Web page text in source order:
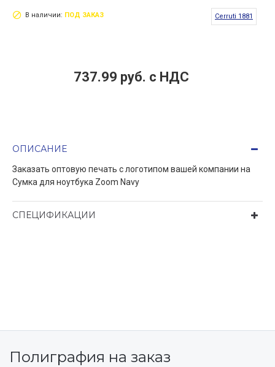
В наличии: ПОД ЗАКАЗ Cerruti 1881
737.99 руб. c НДС
ОПИСАНИЕ
Заказать оптовую печать с логотипом вашей компании на
Сумка для ноутбука Zoom Navy
СПЕЦИФИКАЦИИ
Полиграфия на заказ